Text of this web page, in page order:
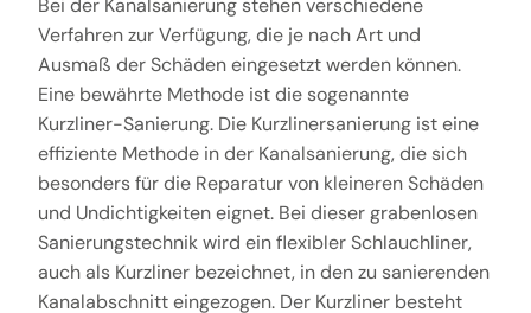
Bei der Kanalsanierung stehen verschiedene
Verfahren zur Verfügung, die je nach Art und
Ausmaß der Schäden eingesetzt werden können.
Eine bewährte Methode ist die sogenannte
Kurzliner-Sanierung. Die Kurzlinersanierung ist eine
effiziente Methode in der Kanalsanierung, die sich
besonders für die Reparatur von kleineren Schäden
und Undichtigkeiten eignet. Bei dieser grabenlosen
Sanierungstechnik wird ein flexibler Schlauchliner,
auch als Kurzliner bezeichnet, in den zu sanierenden
Kanalabschnitt eingezogen. Der Kurzliner besteht